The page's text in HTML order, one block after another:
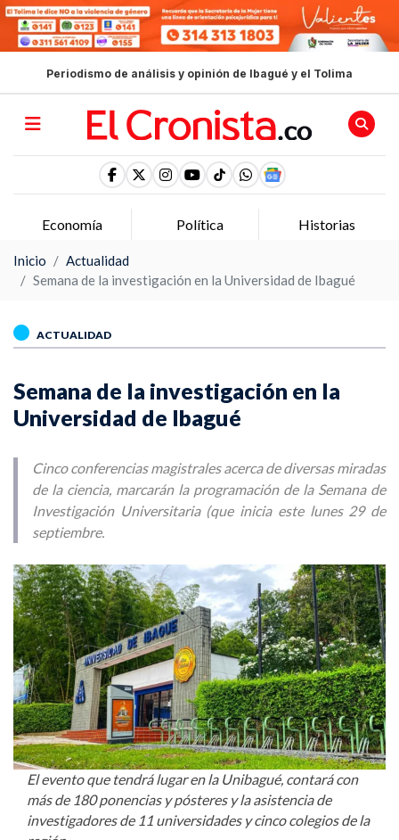
Periodismo de análisis y opinión de Ibagué y el Tolima
Economía Política Historias
Inicio
Actualidad
Semana de la investigación en la Universidad de Ibagué
ACTUALIDAD
Semana de la investigación en la
Universidad de Ibagué
Cinco conferencias magistrales acerca de diversas miradas
de la ciencia, marcarán la programación de la Semana de
Investigación Universitaria (que inicia este lunes 29 de
septiembre.
El evento que tendrá lugar en la Unibagué, contará con
más de 180 ponencias y pósteres y la asistencia de
investigadores de 11 universidades y cinco colegios de la